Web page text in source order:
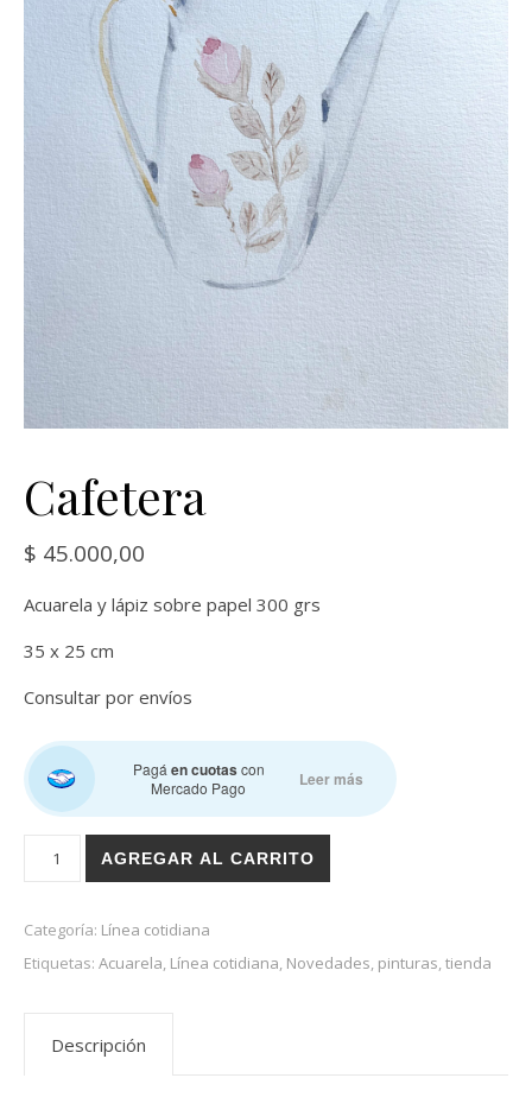
Cafetera
$ 45.000,00
Acuarela y lápiz sobre papel 300 grs
35 x 25 cm
Consultar por envíos
Pagáen cuotas con
Mercado Pago
Leer más
Cafetera cantidadAGREGAR AL CARRITO
Categoría: Línea cotidiana
Etiquetas: Acuarela, Línea cotidiana, Novedades, pinturas,tienda
Descripción